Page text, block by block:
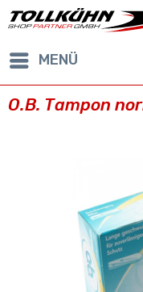
MENÜ
O.B. Tampon